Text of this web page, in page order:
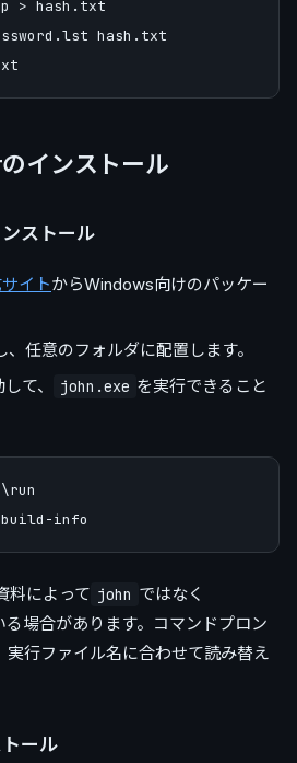
> hash.txt
hash.txt
インストール
ストール
イトからWindows向けのパッケー
任意のフォルダに配置します。
て、 john.exe を実行できること
料によって john ではなく
る場合があります。コマンドプロン
行ファイル名に合わせて読み替え
ール